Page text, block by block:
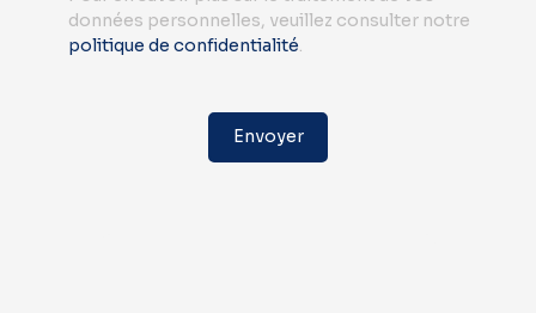
données personnelles, veuillez consulter notre
politique de confidentialité
Envoyer